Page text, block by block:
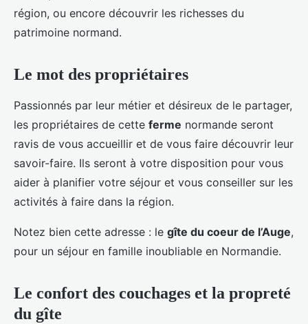
région, ou encore découvrir les richesses du
patrimoine normand.
Le mot des propriétaires
Passionnés par leur métier et désireux de le partager,
les propriétaires de cette ferme normande seront
ravis de vous accueillir et de vous faire découvrir leur
savoir-faire. Ils seront à votre disposition pour vous
aider à planifier votre séjour et vous conseiller sur les
activités à faire dans la région.
Notez bien cette adresse : le gîte du coeur de l’Auge,
pour un séjour en famille inoubliable en Normandie.
Le confort des couchages et la propreté
du gîte